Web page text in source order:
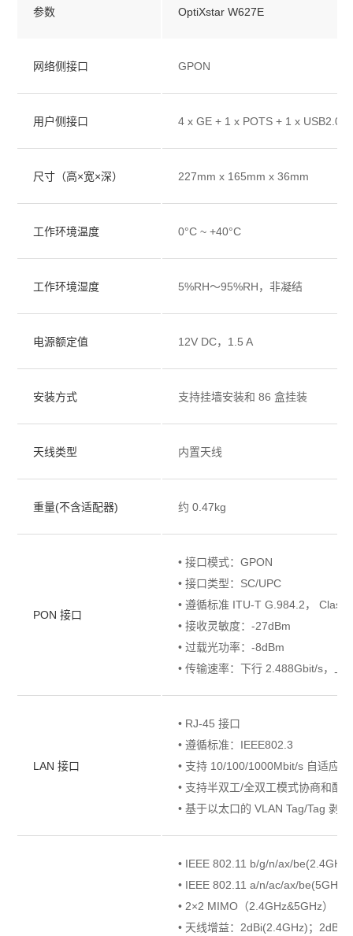
参数 OptiXstar W627E
网络侧接口 GPON
用户侧接口 4 x GE + 1 x POTS + 1 x USB2.0
尺寸（高×宽×深） 227mm x 165mm x 36mm
工作环境温度 0°C ~ +40°C
工作环境湿度 5%RH～95%RH，非凝结
电源额定值 12V DC，1.5 A
安装方式 支持挂墙安装和 86 盒挂装
天线类型 内置天线
重量(不含适配器) 约 0.47kg
PON 接口
• 接口模式：GPON
• 接口类型：SC/UPC
• 遵循标准 ITU-T G.984.2， Class
• 接收灵敏度：-27dBm
• 过载光功率：-8dBm
• 传输速率：下行 2.488Gbit/s，上
LAN 接口
• RJ-45 接口
• 遵循标准：IEEE802.3
• 支持 10/100/1000Mbit/s 自适应
• 支持半双工/全双工模式协商和配置
• 基于以太口的 VLAN Tag/Tag 剥
• IEEE 802.11 b/g/n/ax/be(2.4GHz)
• IEEE 802.11 a/n/ac/ax/be(5GHz)
• 2×2 MIMO（2.4GHz&5GHz）
• 天线增益：2dBi(2.4GHz)；